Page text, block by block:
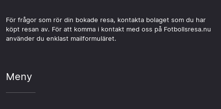
För frågor som rör din bokade resa, kontakta bolaget som du har
köpt resan av. För att komma i kontakt med oss på Fotbollsresa.nu
använder du enklast mailformuläret.
Meny